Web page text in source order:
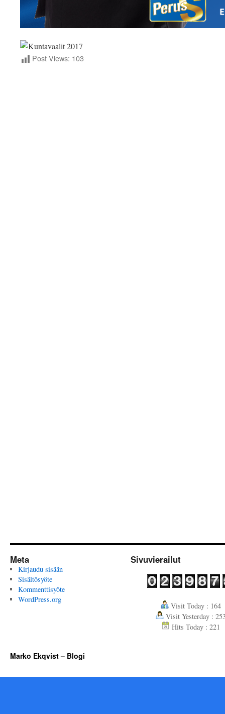
Post Views: 103
Meta
Kirjaudu sisään
Sisältösyöte
Kommenttisyöte
WordPress.org
Sivuvierailut
Visit Today : 164
Visit Yesterday :
Hits Today : 221
Marko Ekqvist – Blogi